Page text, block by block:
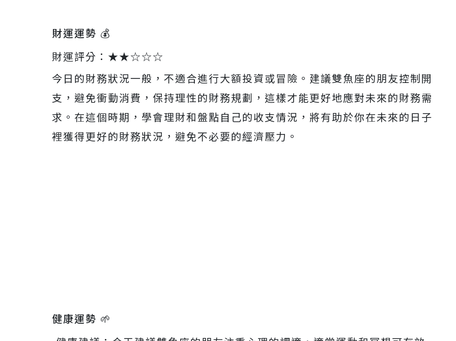
財運運勢 💰
財運評分：★★☆☆☆
今日的財務狀況一般，不適合進行大額投資或冒險。建議雙魚座的朋友控制開
支，避免衝動消費，保持理性的財務規劃，這樣才能更好地應對未來的財務需
求。在這個時期，學會理財和盤點自己的收支情況，將有助於你在未來的日子
裡獲得更好的財務狀況，避免不必要的經濟壓力。
健康運勢 🌱